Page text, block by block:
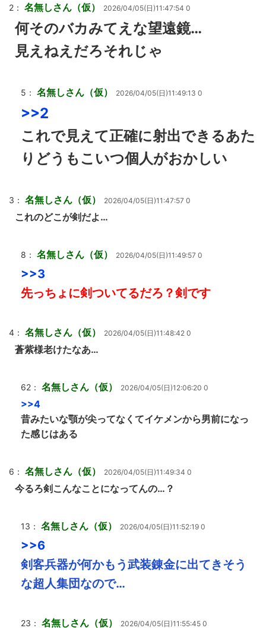
2： 名無しさん（仮） 2026/04/05(日)11:47:54 0
何そのバカみてえな望遠鏡…
見えねえだろそれじゃ
5： 名無しさん（仮） 2026/04/05(日)11:49:13 0
>>2
これで見えて正確に射出できるあた
りどうもこいつ個人がおかしい
3： 名無しさん（仮） 2026/04/05(日)11:47:57 0
これのどこが剣だよ…
8： 名無しさん（仮） 2026/04/05(日)11:49:57 0
>>3
先っちょに剣ついてるだろ？剣です
4： 名無しさん（仮） 2026/04/05(日)11:48:42 0
蒼紫様老けたなあ…
62： 名無しさん（仮） 2026/04/05(日)12:06:20 0
>>4
昔みたいな顎が尖ってなくてイケメンから男前になっ
た感じはある
6： 名無しさん（仮） 2026/04/05(日)11:49:34 0
今るろ剣こんなことになってんの…？
13： 名無しさん（仮） 2026/04/05(日)11:52:19 0
>>6
剣客兵器が何かもう武装錬金に出てきそう
な超人集団なので…
23： 名無しさん（仮） 2026/04/05(日)11:55:45 0